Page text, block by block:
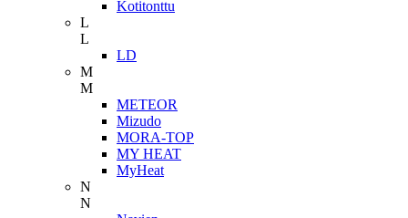
Kotitonttu
L
L
LD
M
M
METEOR
Mizudo
MORA-TOP
MY HEAT
MyHeat
N
N